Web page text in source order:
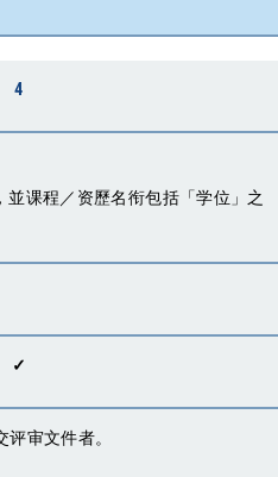
4
並课程／资歷名衔包括「学位」之
✓
审文件者。